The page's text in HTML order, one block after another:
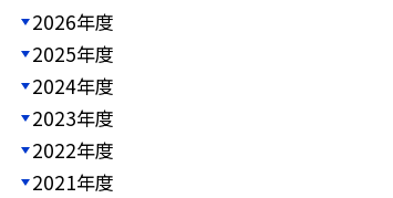
2026年度
2025年度
2024年度
2023年度
2022年度
2021年度